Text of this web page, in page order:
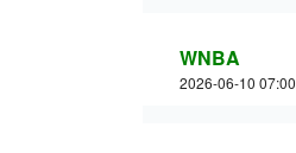
WNBA
2026-06-10 07:00